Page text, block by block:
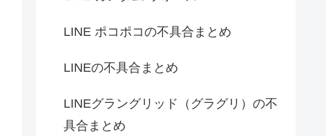
LINE ポコポコの不具合まとめ
LINEの不具合まとめ
LINEグラングリッド（グラグリ）の不
具合まとめ